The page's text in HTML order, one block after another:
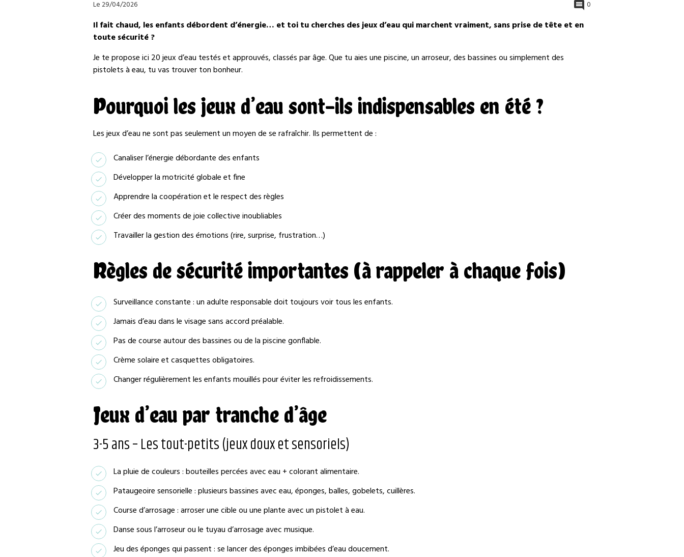
Le 29/04/2026 0
Il fait chaud, les enfants débordent d’énergie… et toi tu cherches des jeux d’eau qui marchent vraiment, sans prise de tête et en
toute sécurité ?
Je te propose ici 20 jeux d’eau testés et approuvés, classés par âge. Que tu aies une piscine, un arroseur, des bassines ou simplement des
pistolets à eau, tu vas trouver ton bonheur.
Pourquoi les jeux d’eau sont-ils indispensables en été ?
Les jeux d’eau ne sont pas seulement un moyen de se rafraîchir. Ils permettent de :
Canaliser l’énergie débordante des enfants
Développer la motricité globale et fine
Apprendre la coopération et le respect des règles
Créer des moments de joie collective inoubliables
Travailler la gestion des émotions (rire, surprise, frustration…)
Règles de sécurité importantes (à rappeler à chaque fois)
Surveillance constante : un adulte responsable doit toujours voir tous les enfants.
Jamais d’eau dans le visage sans accord préalable.
Pas de course autour des bassines ou de la piscine gonflable.
Crème solaire et casquettes obligatoires.
Changer régulièrement les enfants mouillés pour éviter les refroidissements.
Jeux d’eau par tranche d’âge
3-5 ans – Les tout-petits (jeux doux et sensoriels)
La pluie de couleurs : bouteilles percées avec eau + colorant alimentaire.
Pataugeoire sensorielle : plusieurs bassines avec eau, éponges, balles, gobelets, cuillères.
Course d’arrosage : arroser une cible ou une plante avec un pistolet à eau.
Danse sous l’arroseur ou le tuyau d’arrosage avec musique.
Jeu des éponges qui passent : se lancer des éponges imbibées d’eau doucement.